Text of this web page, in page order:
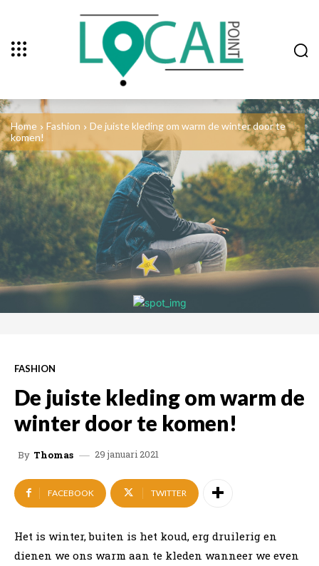
Home Fashion
De juiste kleding om warm de winter door te
komen!
FASHION
De juiste kleding om warm de
winter door te komen!
By Thomas 29 januari 2021
FACEBOOK TWITTER
Het is winter, buiten is het koud, erg druilerig en
dienen we ons warm aan te kleden wanneer we even